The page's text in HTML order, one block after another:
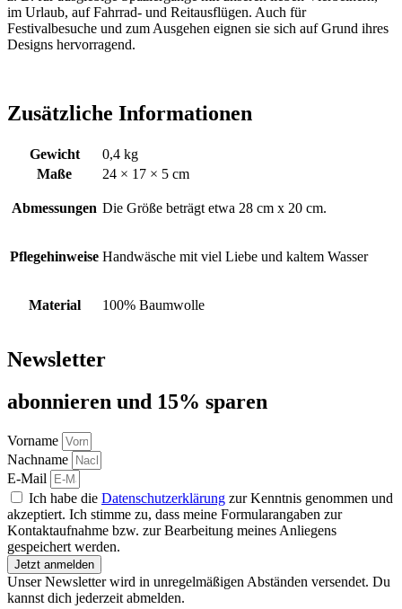
im Urlaub, auf Fahrrad- und Reitausflügen. Auch für
Festivalbesuche und zum Ausgehen eignen sie sich auf Grund ihres
Designs hervorragend.
Zusätzliche Informationen
Gewicht
0,4 kg
Maße
24 × 17 × 5 cm
Abmessungen Die Größe beträgt etwa 28 cm x 20 cm.
Pflegehinweise Handwäsche mit viel Liebe und kaltem Wasser
Material 100% Baumwolle
Newsletter
abon­nie­ren und 15% sparen
Vorname
Nachname
E-Mail
Ich habe die Datenschutzerklärung zur Kenntnis genommen und
akzeptiert. Ich stimme zu, dass meine Formularangaben zur
Kontaktaufnahme bzw. zur Bearbeitung meines Anliegens
gespeichert werden.
Jetzt anmelden
Unser Newsletter wird in unregelmäßigen Abständen versendet. Du
kannst dich jederzeit abmelden.